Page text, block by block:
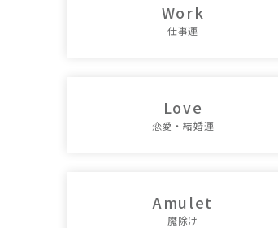
Work
仕事運
Love
恋愛・結婚運
Amulet
魔除け